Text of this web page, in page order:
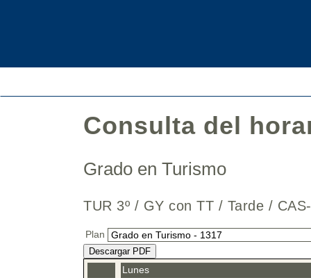
Consulta del
Grado en Turismo
TUR 3º / GY con TT / Tarde /
Plan
Descargar PDF
Lunes